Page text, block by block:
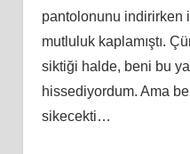
pantolonunu indirirken
mutluluk kaplamıştı.
siktiği halde, beni bu
hissediyordum. Ama
sikecekti…